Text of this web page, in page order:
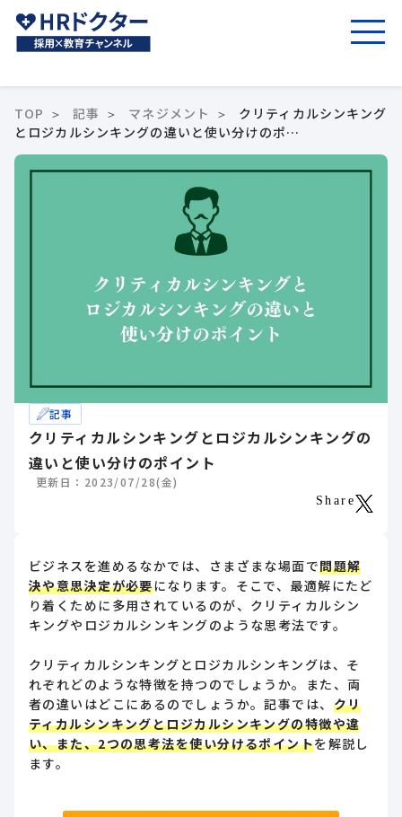
TOP 記事 マネジメント
クリティカルシンキング
とロジカルシンキングの違いと使い分けのポ…
記事
クリティカルシンキングとロジカルシンキングの
違いと使い分けのポイント
更新日：2023/07/28(金)
Share
ビジネスを進めるなかでは、さまざまな場面で問題解
決や意思決定が必要になります。そこで、最適解にたど
り着くために多用されているのが、クリティカルシン
キングやロジカルシンキングのような思考法です。
クリティカルシンキングとロジカルシンキングは、そ
れぞれどのような特徴を持つのでしょうか。また、両
者の違いはどこにあるのでしょうか。記事では、 クリ
ティカルシンキングとロジカルシンキングの特徴や違
い、また、2つの思考法を使い分けるポイントを解説し
ます。